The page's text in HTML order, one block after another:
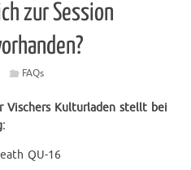
zur Session
FAQs
Vischers Kulturladen stellt bei
QU-16